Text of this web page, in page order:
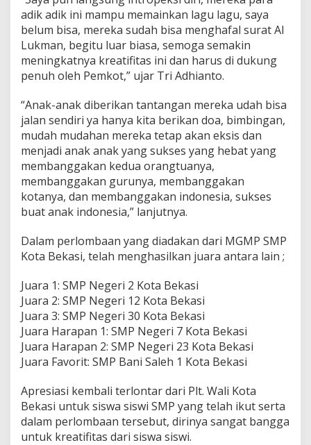
adik adik ini mampu memainkan lagu lagu, saya
belum bisa, mereka sudah bisa menghafal surat Al
Lukman, begitu luar biasa, semoga semakin
meningkatnya kreatifitas ini dan harus di dukung
penuh oleh Pemkot,” ujar Tri Adhianto.
“Anak-anak diberikan tantangan mereka udah bisa
jalan sendiri ya hanya kita berikan doa, bimbingan,
mudah mudahan mereka tetap akan eksis dan
menjadi anak anak yang sukses yang hebat yang
membanggakan kedua orangtuanya,
membanggakan gurunya, membanggakan
kotanya, dan membanggakan indonesia, sukses
buat anak indonesia,” lanjutnya.
Dalam perlombaan yang diadakan dari MGMP SMP
Kota Bekasi, telah menghasilkan juara antara lain ;
Juara 1: SMP Negeri 2 Kota Bekasi
Juara 2: SMP Negeri 12 Kota Bekasi
Juara 3: SMP Negeri 30 Kota Bekasi
Juara Harapan 1: SMP Negeri 7 Kota Bekasi
Juara Harapan 2: SMP Negeri 23 Kota Bekasi
Juara Favorit: SMP Bani Saleh 1 Kota Bekasi
Apresiasi kembali terlontar dari Plt. Wali Kota
Bekasi untuk siswa siswi SMP yang telah ikut serta
dalam perlombaan tersebut, dirinya sangat bangga
untuk kreatifitas dari siswa siswi.